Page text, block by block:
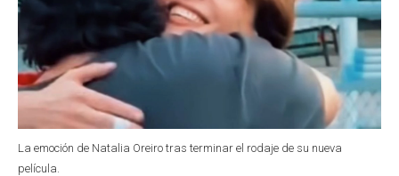
La emoción de Natalia Oreiro tras terminar el rodaje de su nueva
película.